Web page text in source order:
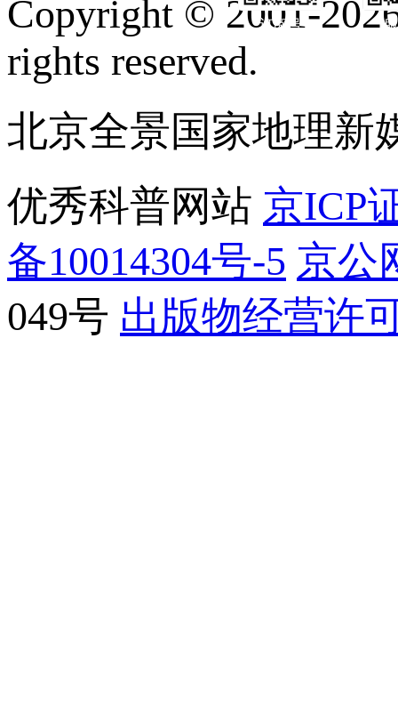
订阅号
Copyright © 2001-
rights reserved.
北京全景国家地理新
优秀科普网站 京ICP
备10014304号-5 京公
049号 出版物经营许